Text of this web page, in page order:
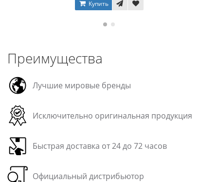
Купить
Преимущества
Лучшие мировые бренды
Исключительно оригинальная продукция
Быстрая доставка от 24 до 72 часов
Официальный дистрибьютор